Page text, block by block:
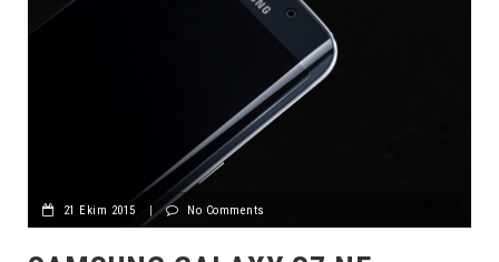
21 Ekim 2015 | No Comments